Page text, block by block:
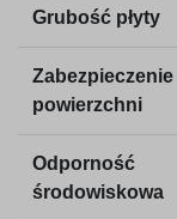
Grubość płyty
Zabezpieczenie
powierzchni
Odporność
środowiskowa